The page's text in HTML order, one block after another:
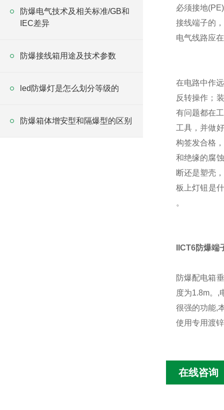
防爆电气技术及相关标准/GB和
IEC差异
防爆接线箱用途及技术参数
led防爆灯是怎么划分等级的
防爆箱体增安型和隔爆型的区别
必须接地
接线端子的
电气线路应
在电路中作
反转操作；
有问题都在
工具，并做
构签发合格
和绝缘的腐
断还是塑壳
板上灯钮是
。
IICT6防爆端
防爆配电箱
度为1.8m。,
很强的功能,
使用专用渡
在线咨询